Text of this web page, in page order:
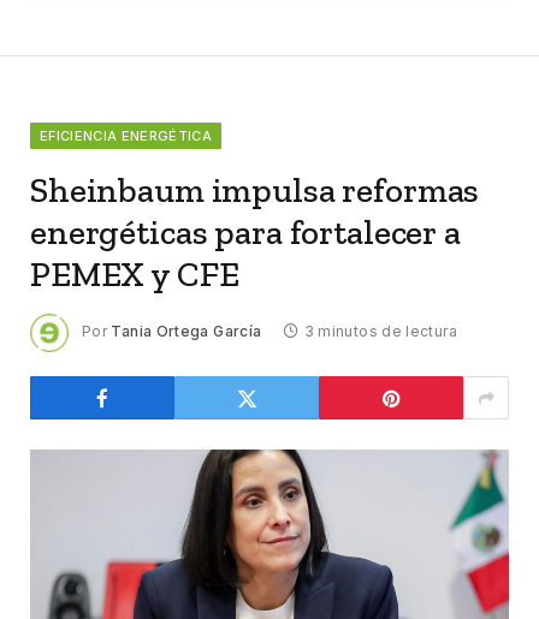
EFICIENCIA ENERGÉTICA
Sheinbaum impulsa reformas
energéticas para fortalecer a
PEMEX y CFE
Por Tania Ortega García 3 minutos de lectura